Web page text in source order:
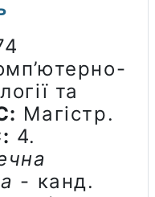
та
Магістр.
4.
- канд.